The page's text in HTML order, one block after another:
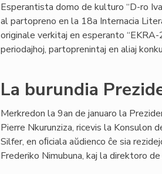
Esperantista domo de kulturo “D-ro
al partopreno en la 18a Internacia
originale verkitaj en esperanto
periodajhoj, partoprenintaj en aliaj
La burundia
Merkredon la 9an de januaro la
Pierre Nkurunziza, ricevis la Konsulon
Silfer, en oﬁciala aŭdienco ĉe sia
Frederiko Nimubuna, kaj la direktoro